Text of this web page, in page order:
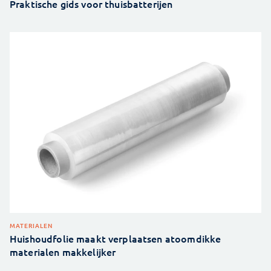
Praktische gids voor thuisbatterijen
MATERIALEN
Huishoudfolie maakt verplaatsen atoomdikke
materialen makkelijker